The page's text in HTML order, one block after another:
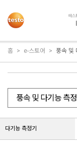
테스
홈 e-스토어 풍속 및
다기능 측정기